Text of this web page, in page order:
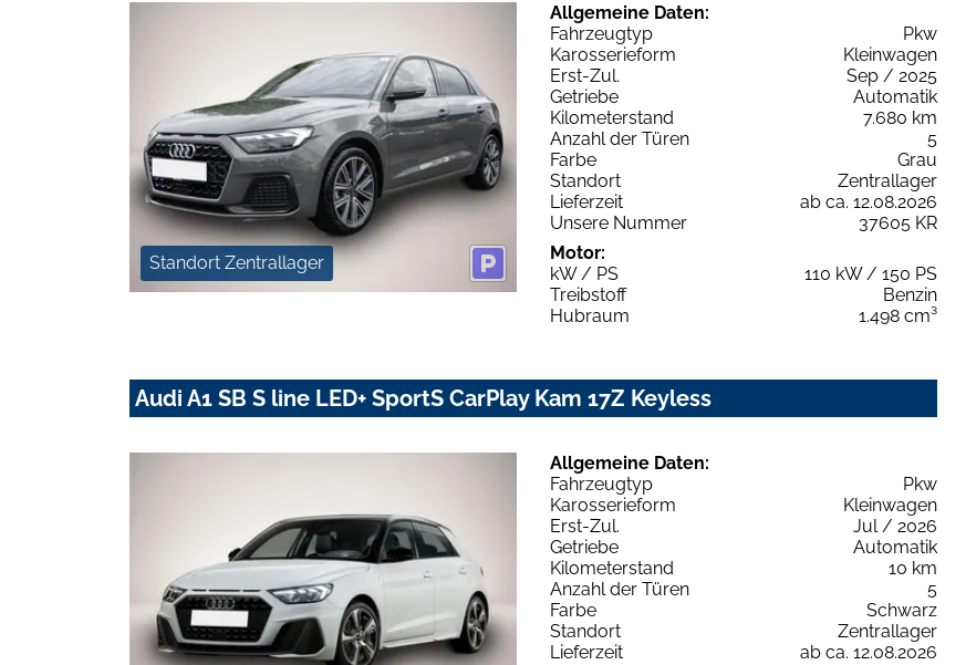
Standort Zentrallager
Allgemeine Daten:
Fahrzeugtyp
Pkw
Karosserieform
Kleinwagen
Erst-Zul.
Sep / 2025
Getriebe
Automatik
Kilometerstand
7.680 km
Anzahl der Türen
5
Farbe
Grau
Standort
Zentrallager
Lieferzeit
ab ca. 12.08.2026
Unsere Nummer
37605 KR
Motor:
kW / PS
110 kW / 150 PS
Treibstoff
Benzin
Hubraum
1.498 cm³
Audi A1 SB S line LED+ SportS CarPlay Kam 17Z Keyless
Allgemeine Daten:
Fahrzeugtyp
Pkw
Karosserieform
Kleinwagen
Erst-Zul.
Jul / 2026
Getriebe
Automatik
Kilometerstand
10 km
Anzahl der Türen
5
Farbe
Schwarz
Standort
Zentrallager
Lieferzeit
ab ca. 12.08.2026